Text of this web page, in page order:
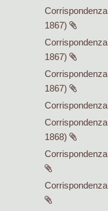
Corrispondenza
1867)
Corrispondenza
1867)
Corrispondenza
1867)
Corrispondenza
Corrispondenza
1868)
Corrispondenza
Corrispondenza